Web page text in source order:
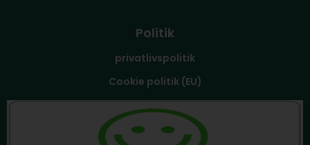
Politik
privatlivspolitik
Cookie politik (EU)